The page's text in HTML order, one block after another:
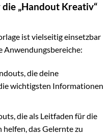
„Handout Kreativ“
ist vielseitig einsetzbar
Anwendungsbereiche:
die deine
wichtigsten Informationen
die als Leitfaden für die
das Gelernte zu